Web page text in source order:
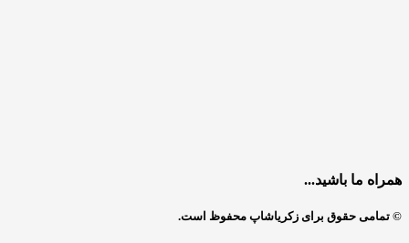
همراه ما باشید...
© تمامی حقوق برای زکریاشاپ محفوظ است.